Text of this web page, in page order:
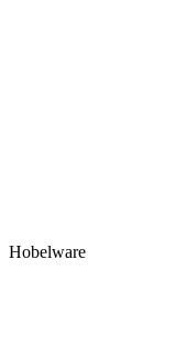
Hobelware